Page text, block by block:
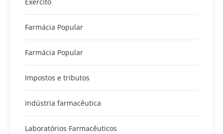
Exército
Farmácia Popular
Farmácia Popular
Impostos e tributos
Indústria farmacêutica
Laboratórios Farmacêuticos